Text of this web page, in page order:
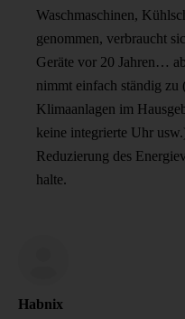
Waschmaschinen,
genommen, verbraucht
Geräte vor 20 Jahren…
nimmt einfach ständig zu
Klimaanlagen im
keine integrierte Uhr
Reduzierung des
halte.
Habnix